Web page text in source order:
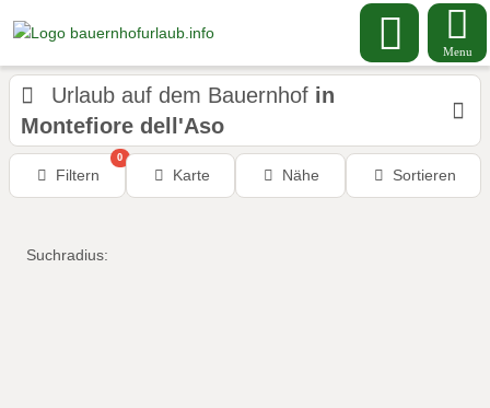
Menu
Urlaub auf dem Bauernhof in
Montefiore dell'Aso
Filtern
0
Karte Nähe Sortieren
Suchradius: